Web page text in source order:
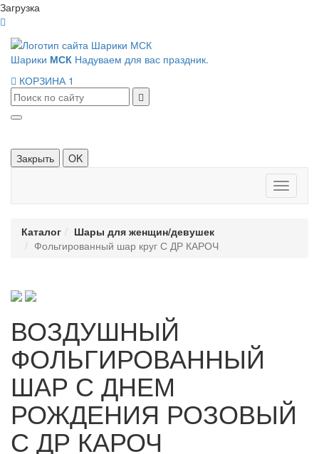
Загрузка
Шарики МСК Надуваем для вас праздник.
КОРЗИНА 1
Закрыть OK
Панель
Каталог
Шары для женщин/девушек
Фольгированный шар круг С ДР КАРОЧ
ВОЗДУШНЫЙ
ФОЛЬГИРОВАННЫЙ
ШАР С ДНЕМ
РОЖДЕНИЯ РОЗОВЫЙ
С ДР КАРОЧ